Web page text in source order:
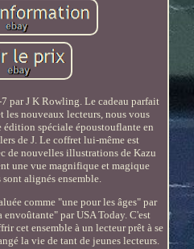
par J K Rowling. Le cadeau parfait
les nouveaux lecteurs, nous vous
édition spéciale époustouflante en
de J. Le coffret lui-même est
de nouvelles illustrations de Kazu
une vue magnifique et magique
sont alignés ensemble.
comme "une pour les âges" par
envoûtante" par USA Today. C'est
cet ensemble à un lecteur prêt à se
la vie de tant de jeunes lecteurs.